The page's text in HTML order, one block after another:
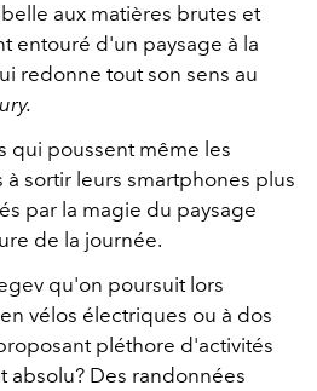
aux matières brutes et
entouré d'un paysage à la
redonne tout son sens au
qui poussent même les
à sortir leurs smartphones plus
par la magie du paysage
de la journée.
qu'on poursuit lors
vélos électriques ou à dos
pléthore d'activités
absolu? Des randonnées